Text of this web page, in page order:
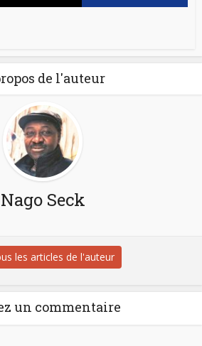
de l'auteur
Nago Seck
les articles de l'auteur
un commentaire